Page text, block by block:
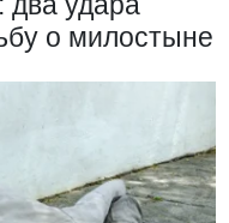
о милостыне